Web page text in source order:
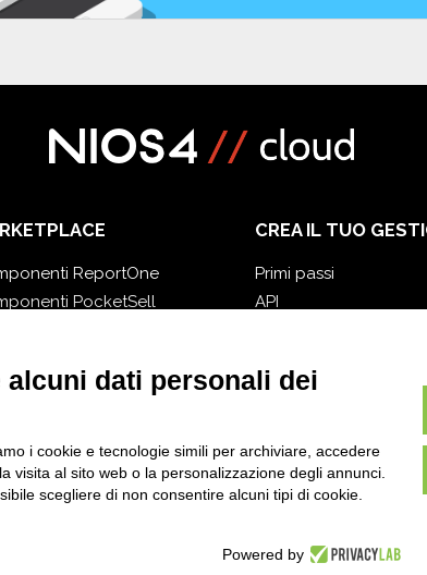
ReportOne
PocketSell
Invoice4Cloud
CREA IL TUO
Primi passi
API
dati personali dei
i cookie e tecnologie simili per archiviare, accedere
visita al sito web o la personalizzazione degli annunci.
scegliere di non consentire alcuni tipi di cookie.
Powered by